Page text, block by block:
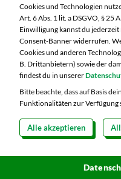
Cookies und Technologien
Art. 6 Abs. 1 lit. a DSGVO, § 25
Einwilligung kannst du
Consent-Banner widerrufen.
Cookies und anderen
B. Drittanbietern) sowie der
findest du in unserer
Bitte beachte, dass auf Basis
Funktionalitäten zur Verfügung
Alle akzeptieren